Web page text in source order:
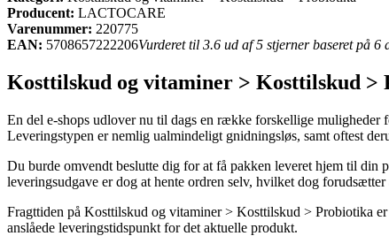
Producent: LACTOCARE
Varenummer: 220775
EAN: 5708657222206Vurderet til 3.6 ud af 5 stjerner baseret på 6
Kosttilskud og vitaminer > Kosttilskud
En del e-shops udlover nu til dags en række forskellige muligheder
Leveringstypen er nemlig ualmindeligt gnidningsløs, samt oftest
Du burde omvendt beslutte dig for at få pakken leveret hjem til din
leveringsudgave er dog at hente ordren selv, hvilket dog
Fragttiden på Kosttilskud og vitaminer > Kosttilskud > Probiotika
anslåede leveringstidspunkt for det aktuelle produkt.